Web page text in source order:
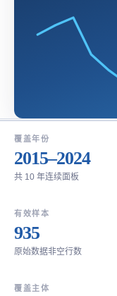
覆盖年份
2015–2024
共 10 年连续面板
有效样本
935
原始数据非空行数
覆盖主体